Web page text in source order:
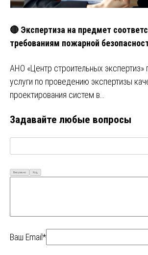
🔴 Экспертиза на предмет
требованиям пожарной
АНО «Центр строительных экспертиз»
услуги по проведению экспертизы
проектирования систем в…
Задавайте любые вопросы
Визуально Код
Ваш Email*